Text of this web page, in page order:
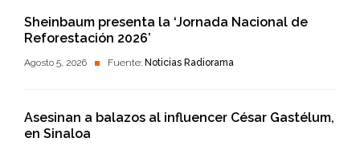
Sheinbaum presenta la ‘Jornada Nacional de
Reforestación 2026’
Agosto 5, 2026 Fuente: Noticias Radiorama
Asesinan a balazos al influencer César Gastélum,
en Sinaloa